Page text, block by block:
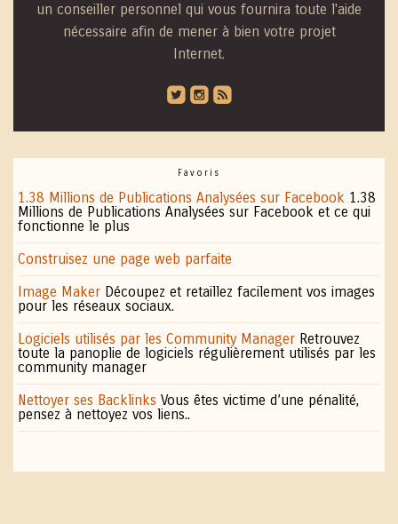
un conseiller personnel qui vous fournira toute l'aide
nécessaire afin de mener à bien votre projet
Internet.
roundedtwitterbird roundedinstagram roundedblip
Favoris
1.38 Millions de Publications Analysées sur Facebook 1.38
Millions de Publications Analysées sur Facebook et ce qui
fonctionne le plus
Construisez une page web parfaite
Image Maker Découpez et retaillez facilement vos images
pour les réseaux sociaux.
Logiciels utilisés par les Community Manager Retrouvez
toute la panoplie de logiciels régulièrement utilisés par les
community manager
Nettoyer ses Backlinks Vous êtes victime d’une pénalité,
pensez à nettoyez vos liens..